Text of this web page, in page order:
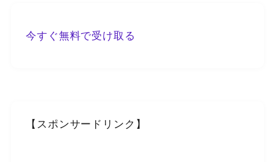
今すぐ無料で受け取る
【スポンサードリンク】